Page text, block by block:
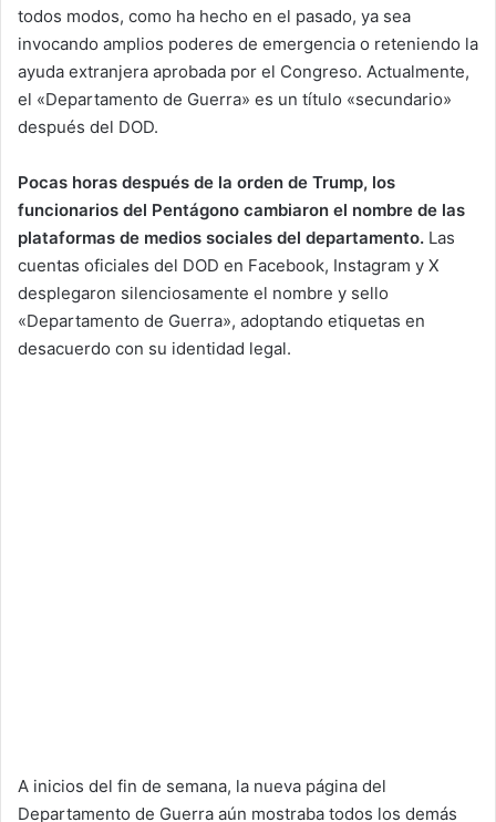
todos modos, como ha hecho en el pasado, ya sea
invocando amplios poderes de emergencia o reteniendo la
ayuda extranjera aprobada por el Congreso. Actualmente,
el «Departamento de Guerra» es un título «secundario»
después del DOD.
Pocas horas después de la orden de Trump, los
funcionarios del Pentágono cambiaron el nombre de las
plataformas de medios sociales del departamento. Las
cuentas oficiales del DOD en Facebook, Instagram y X
desplegaron silenciosamente el nombre y sello
«Departamento de Guerra», adoptando etiquetas en
desacuerdo con su identidad legal.
A inicios del fin de semana, la nueva página del
Departamento de Guerra aún mostraba todos los demás